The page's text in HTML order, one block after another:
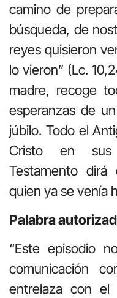
camino de
búsqueda, de
reyes quisieron
lo vieron” (Lc.
madre, recoge
esperanzas de
júbilo. Todo el
Cristo en sus
Testamento
quien ya se venía
Palabra
“Este episodio
comunicación
entrelaza con el